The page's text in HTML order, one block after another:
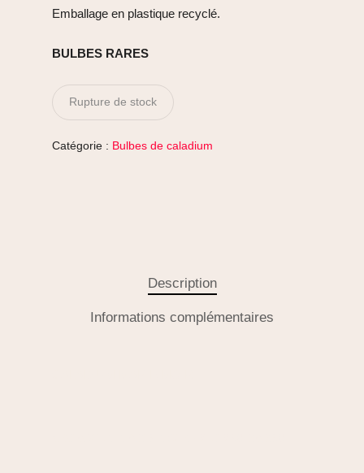
Emballage en plastique recyclé.
BULBES RARES
Rupture de stock
Catégorie : Bulbes de caladium
Description
Informations complémentaires